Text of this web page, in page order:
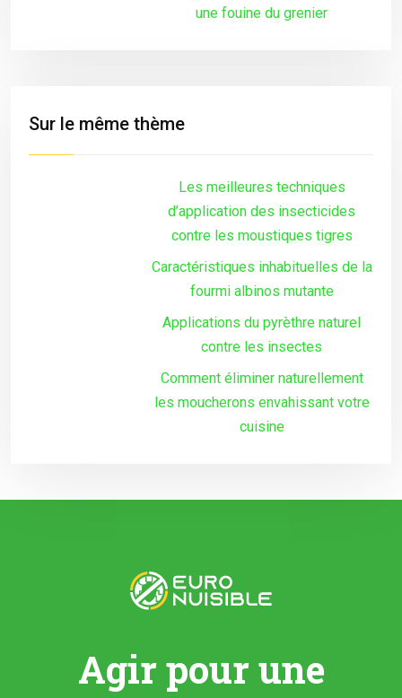
une fouine du grenier
Sur le même thème
Les meilleures techniques
d’application des insecticides
contre les moustiques tigres
Caractéristiques inhabituelles de la
fourmi albinos mutante
Applications du pyrèthre naturel
contre les insectes
Comment éliminer naturellement
les moucherons envahissant votre
cuisine
Agir pour une